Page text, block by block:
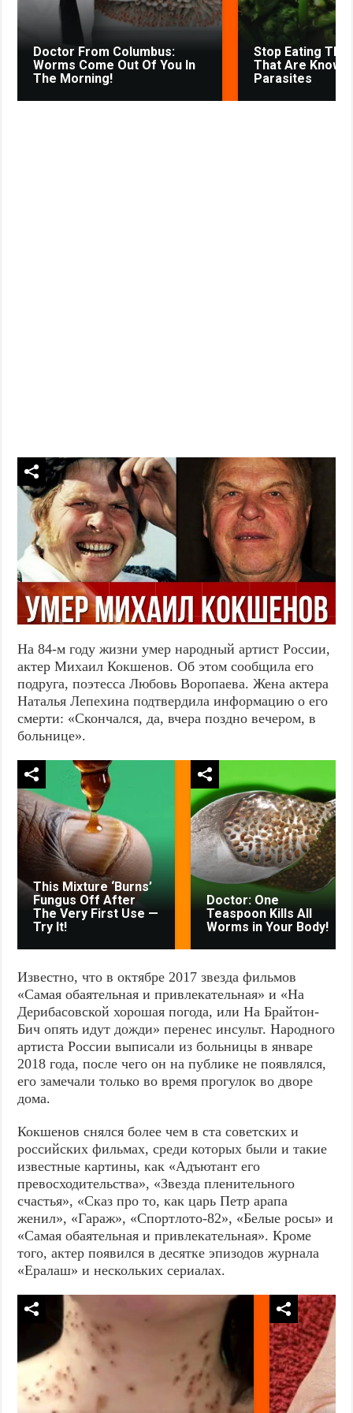
i
i
Doctor From Columbus:
Worms Come Out Of You In
The Morning!
Stop Eating
That Are Known
Parasites
На 84-м году жизни умер народный артист России,
актер Михаил Кокшенов. Об этом сообщила его
подруга, поэтесса Любовь Воропаева. Жена актера
Наталья Лепехина подтвердила информацию о его
смерти: «Скончался, да, вчера поздно вечером, в
больнице».
This Mixture ‘Burns’
Fungus Off After
The Very First Use —
Try It!
Doctor: One
Teaspoon Kills All
Worms in Your Body!
Известно, что в октябре 2017 звезда фильмов
«Самая обаятельная и привлекательная» и «На
Дерибасовской хорошая погода, или На Брайтон-
Бич опять идут дожди» перенес инсульт. Народного
артиста России выписали из больницы в январе
2018 года, после чего он на публике не появлялся,
его замечали только во время прогулок во дворе
дома.
Кокшенов снялся более чем в ста советских и
российских фильмах, среди которых были и такие
известные картины, как «Адъютант его
превосходительства», «Звезда пленительного
счастья», «Сказ про то, как царь Петр арапа
женил», «Гараж», «Спортлото-82», «Белые росы» и
«Самая обаятельная и привлекательная». Кроме
того, актер появился в десятке эпизодов журнала
«Ералаш» и нескольких сериалах.